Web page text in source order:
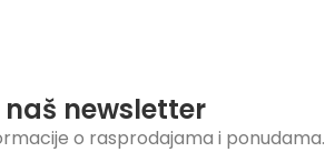
newsletter
o rasprodajama i ponudama.